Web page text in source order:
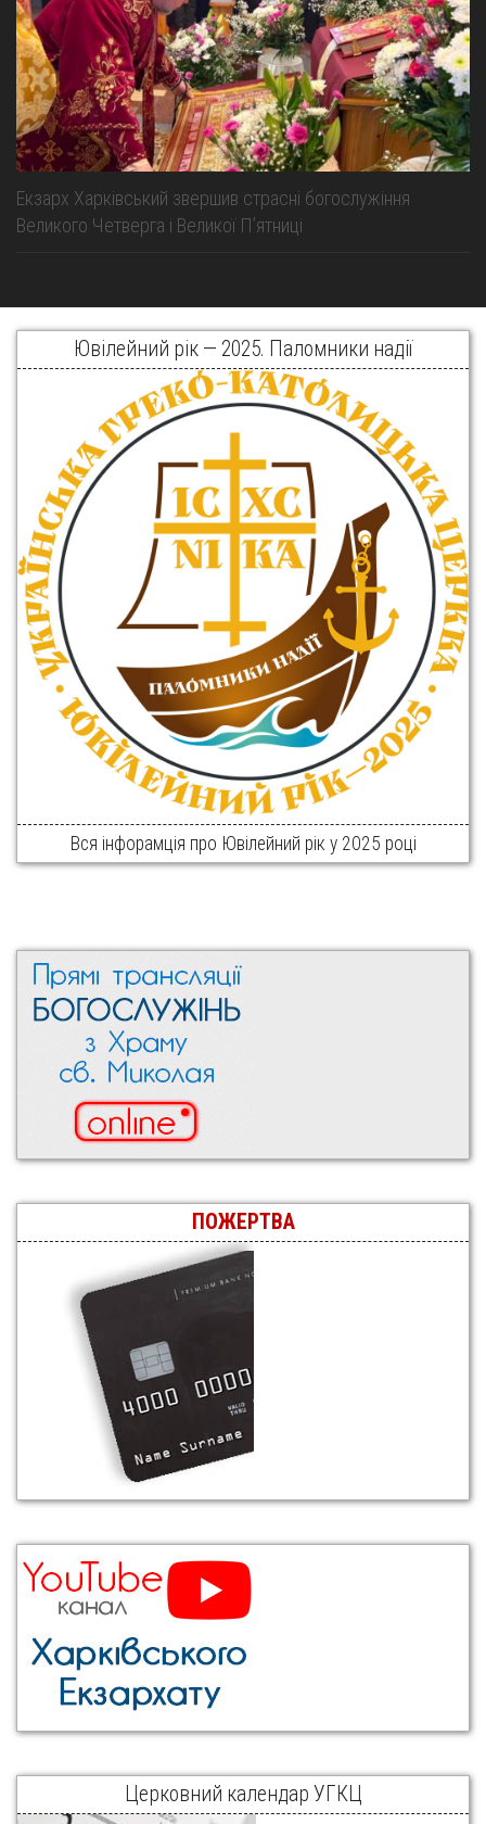
Екзарх Харківський звершив страсні богослужіння
Великого Четверга і Великої Пʼятниці
Ювілейний рік — 2025. Паломники надії
Вся інфорамція про Ювілейний рік у 2025 році
ПОЖЕРТВА
Церковний календар УГКЦ